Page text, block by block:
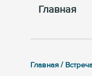
Главная
Главная /